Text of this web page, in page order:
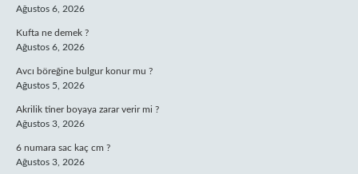
Ağustos 6, 2026
Kufta ne demek ?
Ağustos 6, 2026
Avcı böreğine bulgur konur mu ?
Ağustos 5, 2026
Akrilik tiner boyaya zarar verir mi ?
Ağustos 3, 2026
6 numara sac kaç cm ?
Ağustos 3, 2026